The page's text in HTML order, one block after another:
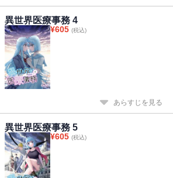
異世界医療事務 4
¥605 (税込)
あらすじを見る
異世界医療事務 5
¥605 (税込)